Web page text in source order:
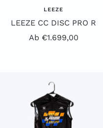
LEEZE
LEEZE CC DISC PRO R
Angebotspreis
Ab €1.699,00